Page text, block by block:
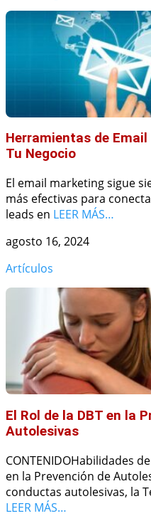
Herramientas de
Tu Negocio
El email marketing sigue
más efectivas para
leads en LEER MÁS…
agosto 16, 2024
Artículos
El Rol de la DBT en la
Autolesivas
CONTENIDOHabilidades
en la Prevención de
conductas autolesivas, la
LEER MÁS…